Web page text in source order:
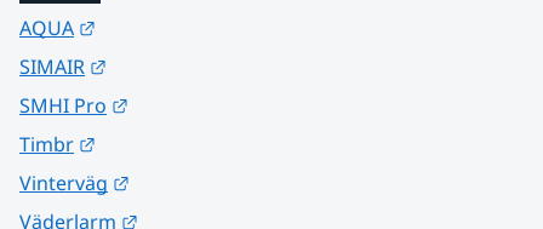
AQUA
SIMAIR
SMHI Pro
Timbr
Vinterväg
Väderlarm